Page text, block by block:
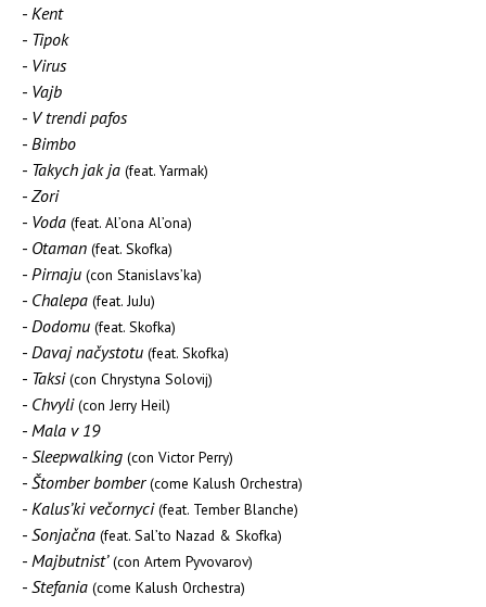
Kent
Tipok
Virus
Vajb
V trendi pafos
Bimbo
Takych jak ja (feat. Yarmak)
Zori
Voda (feat. Al’ona Al’ona)
Otaman (feat. Skofka)
Pirnaju (con Stanislavs’ka)
Chalepa (feat. JuJu)
Dodomu (feat. Skofka)
Davaj načystotu (feat. Skofka)
Taksi (con Chrystyna Solovij)
Chvyli (con Jerry Heil)
Mala v 19
Sleepwalking (con Victor Perry)
Štomber bomber (come Kalush Orchestra)
Kalus’ki večornyci (feat. Tember Blanche)
Sonjačna (feat. Sal’to Nazad & Skofka)
Majbutnist’ (con Artem Pyvovarov)
Stefania (come Kalush Orchestra)